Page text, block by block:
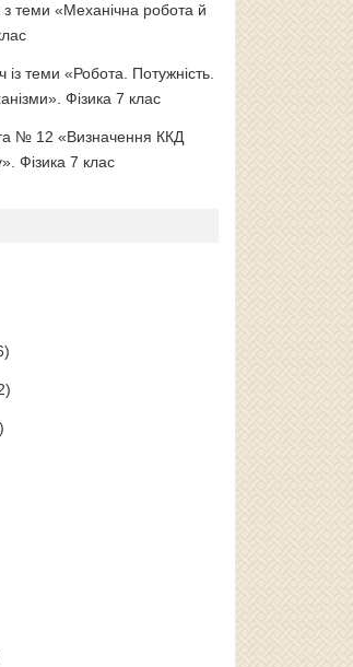
теми «Механічна робота й
із теми «Робота. Потужність.
Фізика 7 клас
№ 12 «Визначення ККД
Фізика 7 клас